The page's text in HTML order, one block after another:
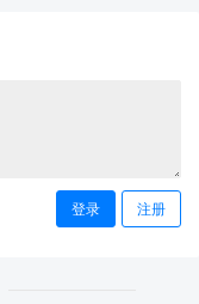
登录 注册